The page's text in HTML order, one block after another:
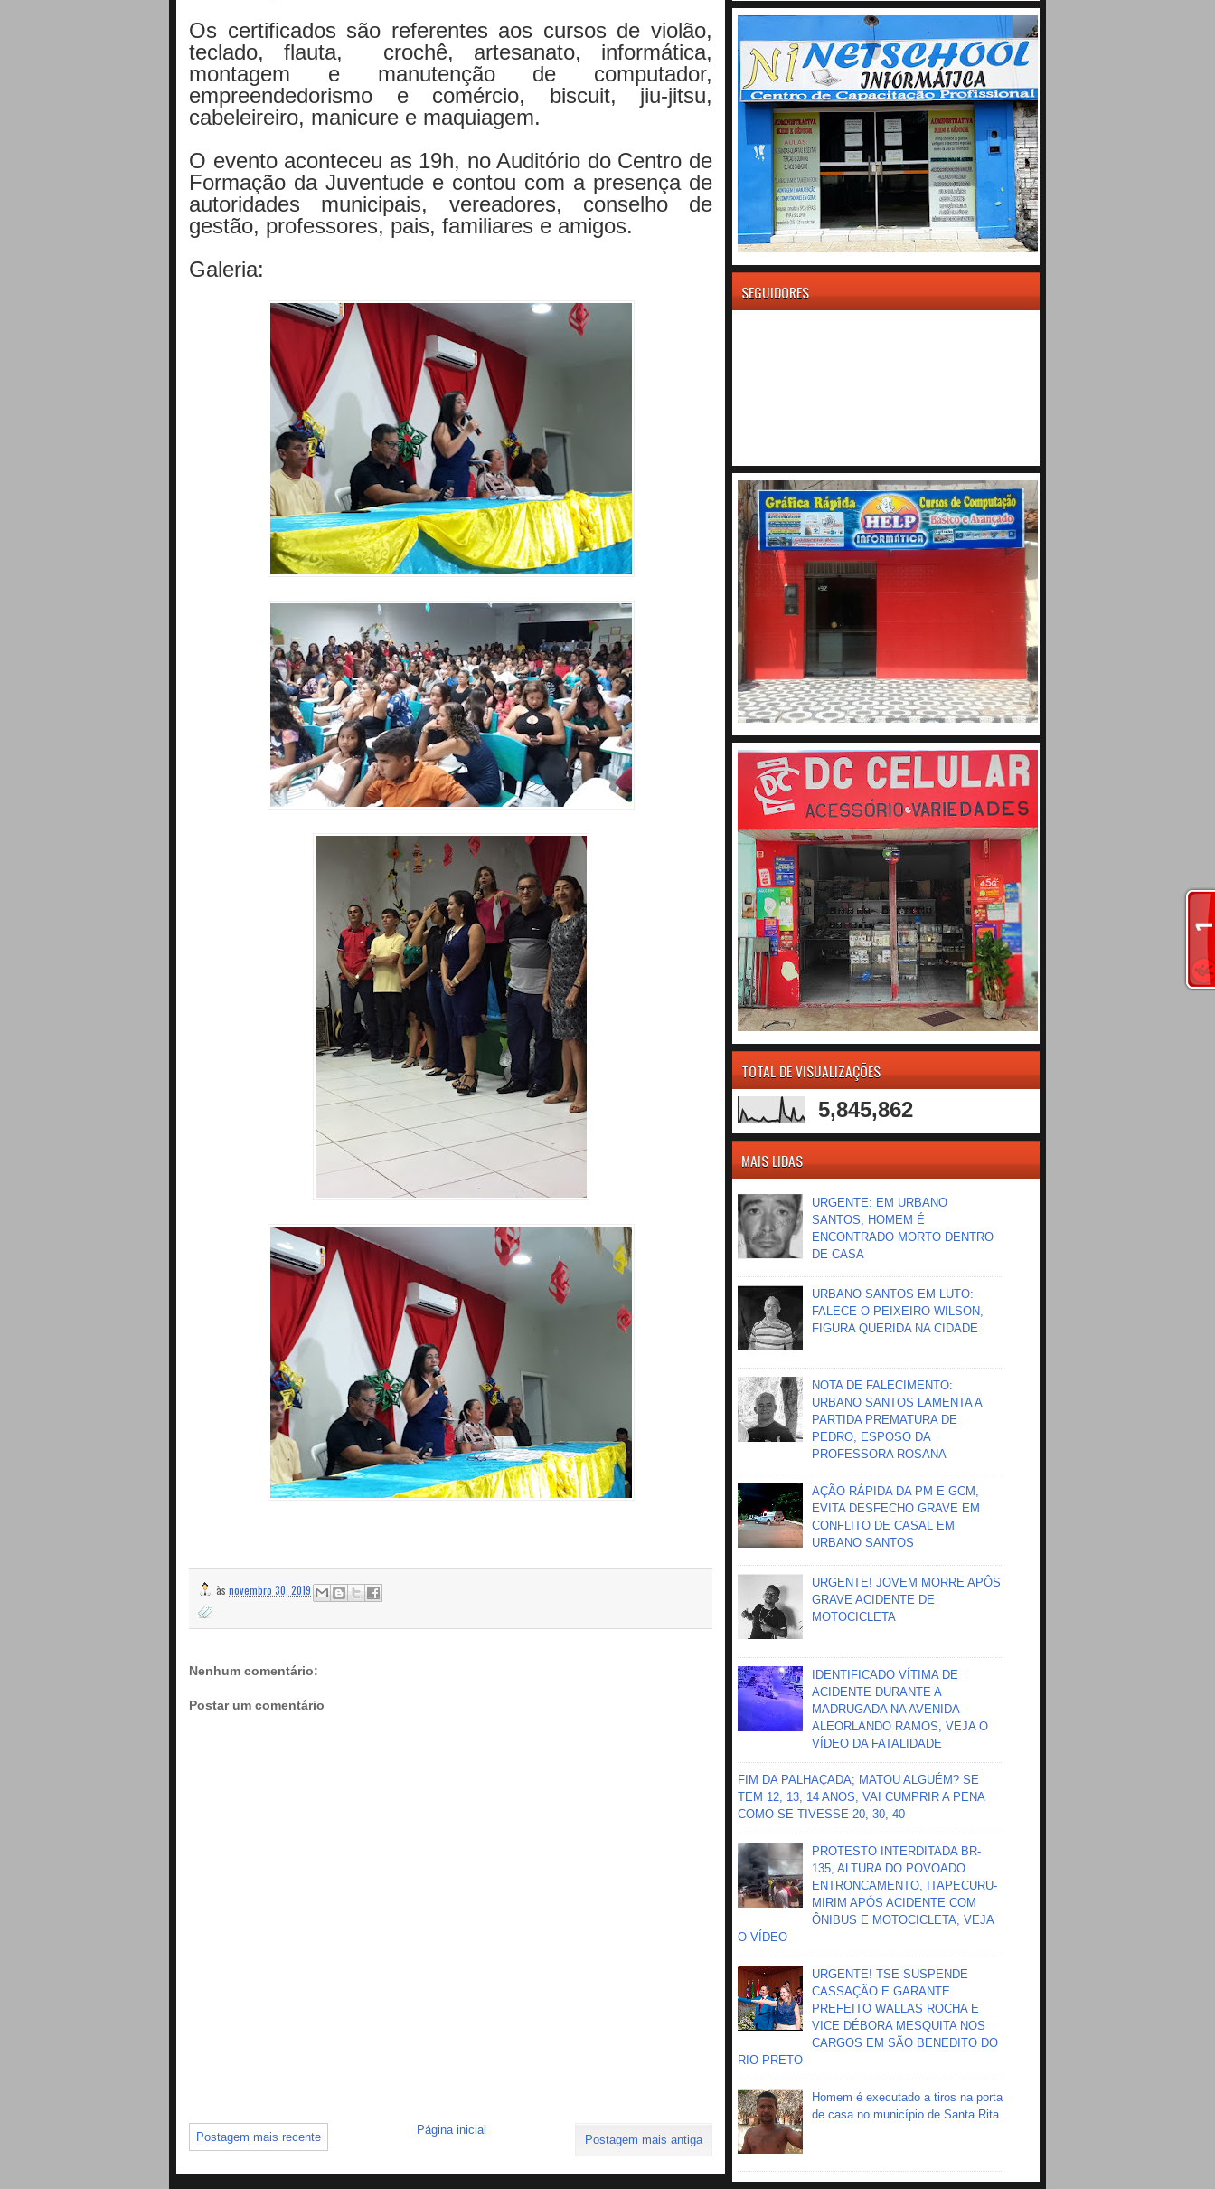
Os certificados são referentes aos cursos de violão,
teclado, flauta, crochê, artesanato, informática,
montagem e manutenção de computador,
empreendedorismo e comércio, biscuit, jiu-jitsu,
cabeleireiro, manicure e maquiagem.
O evento aconteceu as 19h, no Auditório do Centro de
Formação da Juventude e contou com a presença de
autoridades municipais, vereadores, conselho de
gestão, professores, pais, familiares e amigos.
Galeria:
às novembro 30, 2019
Nenhum comentário:
Postar um comentário
Postagem mais recente Postagem mais antiga
Página inicial
SEGUIDORES
TOTAL DE VISUALIZAÇÕES
5,845,862
MAIS LIDAS
URGENTE: EM URBANO
SANTOS, HOMEM É
ENCONTRADO MORTO DENTRO
DE CASA
URBANO SANTOS EM LUTO:
FALECE O PEIXEIRO WILSON,
FIGURA QUERIDA NA CIDADE
NOTA DE FALECIMENTO:
URBANO SANTOS LAMENTA A
PARTIDA PREMATURA DE
PEDRO, ESPOSO DA
PROFESSORA ROSANA
AÇÃO RÁPIDA DA PM E GCM,
EVITA DESFECHO GRAVE EM
CONFLITO DE CASAL EM
URBANO SANTOS
URGENTE! JOVEM MORRE APÔS
GRAVE ACIDENTE DE
MOTOCICLETA
IDENTIFICADO VÍTIMA DE
ACIDENTE DURANTE A
MADRUGADA NA AVENIDA
ALEORLANDO RAMOS, VEJA O
VÍDEO DA FATALIDADE
FIM DA PALHAÇADA; MATOU ALGUÉM? SE
TEM 12, 13, 14 ANOS, VAI CUMPRIR A PENA
COMO SE TIVESSE 20, 30, 40
PROTESTO INTERDITADA BR-
135, ALTURA DO POVOADO
ENTRONCAMENTO, ITAPECURU-
MIRIM APÓS ACIDENTE COM
ÔNIBUS E MOTOCICLETA, VEJA
O VÍDEO
URGENTE! TSE SUSPENDE
CASSAÇÃO E GARANTE
PREFEITO WALLAS ROCHA E
VICE DÉBORA MESQUITA NOS
CARGOS EM SÃO BENEDITO DO
RIO PRETO
Homem é executado a tiros na porta
de casa no município de Santa Rita